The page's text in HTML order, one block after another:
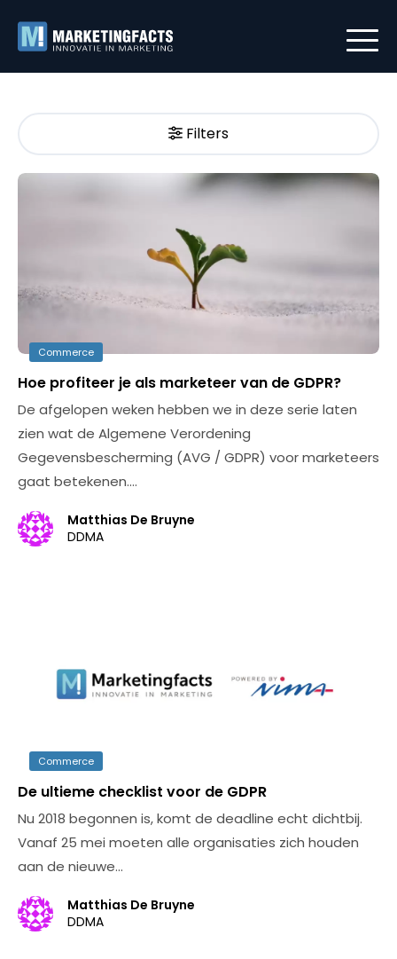
Filters
Commerce
Hoe profiteer je als marketeer van de GDPR?
De afgelopen weken hebben we in deze serie laten
zien wat de Algemene Verordening
Gegevensbescherming (AVG / GDPR) voor marketeers
gaat betekenen.…
Matthias De Bruyne
DDMA
Commerce
De ultieme checklist voor de GDPR
Nu 2018 begonnen is, komt de deadline echt dichtbij.
Vanaf 25 mei moeten alle organisaties zich houden
aan de nieuwe…
Matthias De Bruyne
DDMA